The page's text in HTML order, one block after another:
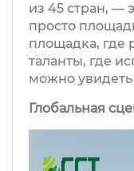
Глобальная
из 45 стран, —
просто
площадка, где
таланты, где
можно увидеть